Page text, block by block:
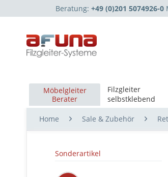
Beratung:+49 (0)201 5074926-0
Möbelgleiter
Berater
Filzgleiter
selbstklebend
Home Sale & Zubehör
Sonderartikel